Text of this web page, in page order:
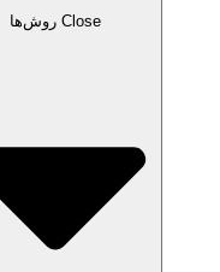
Close روش‌ها